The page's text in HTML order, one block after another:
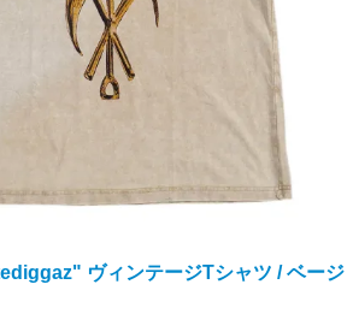
ヴィンテージTシャツ / ベージ